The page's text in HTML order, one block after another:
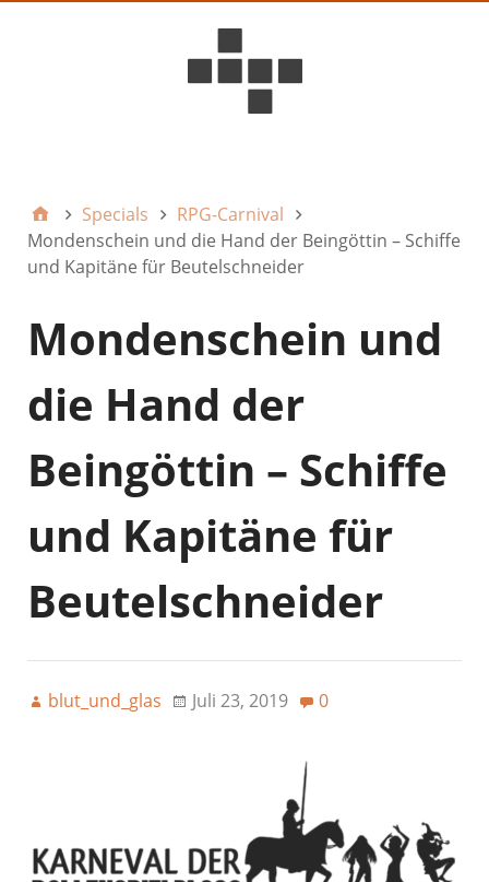
Specials
RPG-Carnival
Mondenschein und die Hand der Beingöttin – Schiffe
und Kapitäne für Beutelschneider
Mondenschein und
die Hand der
Beingöttin – Schiffe
und Kapitäne für
Beutelschneider
blut_und_glas Juli 23, 2019 0